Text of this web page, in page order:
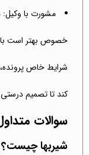
مشورت با وکیل:
خصوص بهتر است
شرایط خاص
کند تا تصمیم
سوالات
شیربها چیست؟